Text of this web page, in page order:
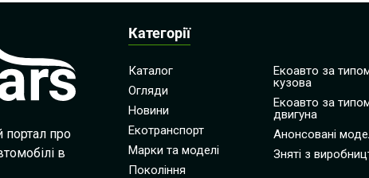
портал про
в
Категорії
Каталог
Огляди
Новини
Екотранспорт
Марки та моделі
Покоління
Екоавто за
кузова
Екоавто за
двигуна
Анонсовані
Зняті з